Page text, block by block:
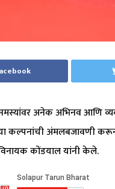
अनेक अभिनव आणि
कल्पनांची अंमलबजावणी
कोंडयाल यांनी केले.